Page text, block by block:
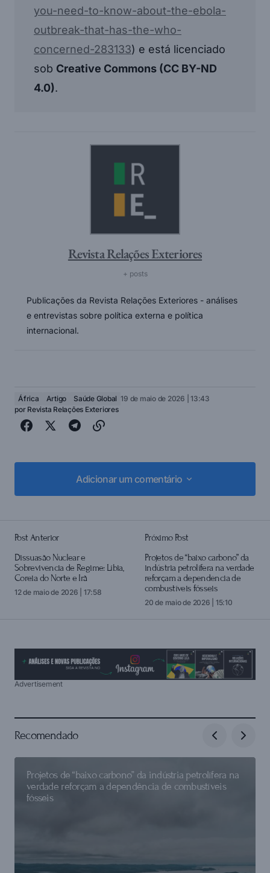
you-need-to-know-about-the-ebola-
outbreak-that-has-the-who-
concerned-283133) e está licenciado
sob Creative Commons (CC BY-ND
4.0).
Revista Relações Exteriores
+ posts
Publicações da Revista Relações Exteriores - análises
e entrevistas sobre política externa e política
internacional.
África Artigo Saúde Global 19 de maio de 2026 | 13:43
por Revista Relações Exteriores
Adicionar um comentário
Adicionar um comentário
Post Anterior
Dissuasão Nuclear e
Sobrevivência de Regime: Líbia,
Coreia do Norte e Irã
12 de maio de 2026 | 17:58
Próximo Post
Projetos de “baixo carbono” da
indústria petrolífera na verdade
reforçam a dependência de
combustíveis fósseis
20 de maio de 2026 | 15:10
Advertisement
Recomendado
Projetos de “baixo carbono” da indústria petrolífera na
verdade reforçam a dependência de combustíveis
fósseis